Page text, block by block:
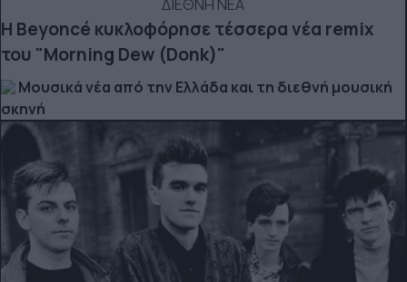
ΔΙΕΘΝΗ ΝΕΑ
Η Beyoncé κυκλοφόρησε τέσσερα νέα remix
του "Morning Dew (Donk)"
Μουσικά νέα από την Ελλάδα και τη διεθνή μουσική
σκηνή